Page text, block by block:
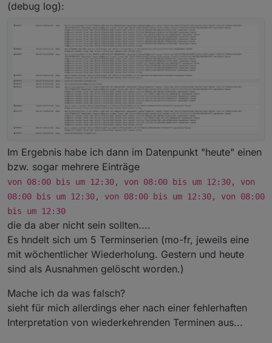
(debug log):
Im Ergebnis habe ich dann im Datenpunkt "heute" einen
bzw. sogar mehrere Einträge
von 08:00 bis um 12:30, von 08:00 bis um 12:30, von
08:00 bis um 12:30, von 08:00 bis um 12:30, von 08:00
bis um 12:30
die da aber nicht sein sollten....
Es hndelt sich um 5 Terminserien (mo-fr, jeweils eine
mit wöchentlicher Wiederholung. Gestern und heute
sind als Ausnahmen gelöscht worden.)
Mache ich da was falsch?
sieht für mich allerdings eher nach einer fehlerhaften
Interpretation von wiederkehrenden Terminen aus...